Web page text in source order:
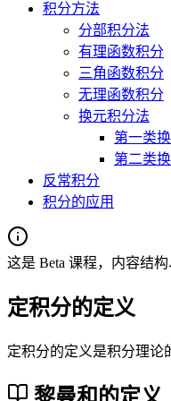
积分方法
分部积分法
有理函数积分
三角函数积分
无理函数积分
换元积分法
第一类
第二类
反常积分
积分的应用
这是 Beta 课程，内容结
定积分的定义
定积分的定义是积分理论